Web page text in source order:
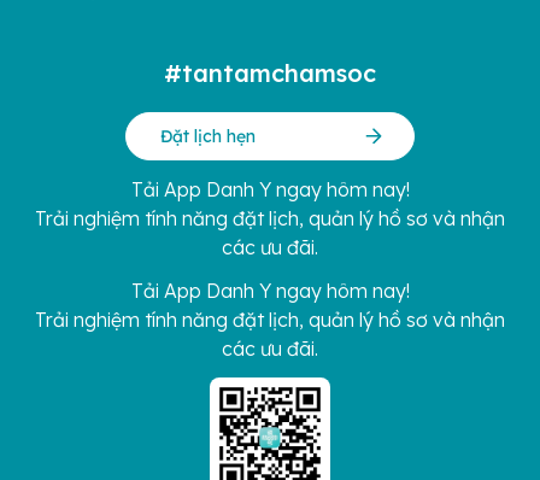
#tantamchamsoc
Đặt lịch hẹn
Tải App Danh Y ngay hôm nay!
Trải nghiệm tính năng đặt lịch, quản lý hồ sơ và nhận
các ưu đãi.
Tải App Danh Y ngay hôm nay!
Trải nghiệm tính năng đặt lịch, quản lý hồ sơ và nhận
các ưu đãi.